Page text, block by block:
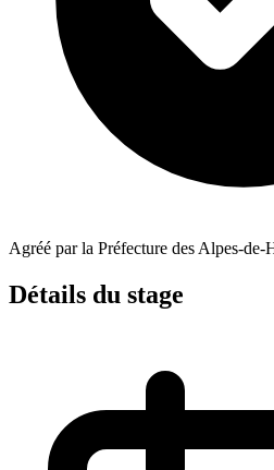
Agréé par la Préfecture des Alpes-de-
Détails du stage